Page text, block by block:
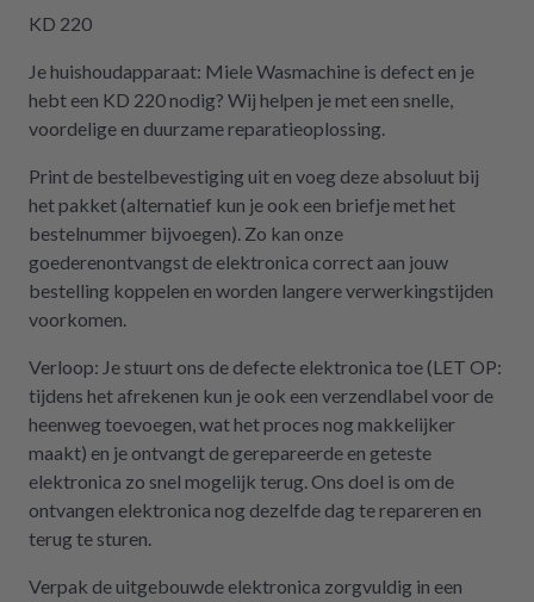
zurückgreifen müssen. Aber gut zu wissen,
dass es diese Möglichkeit gibt! Werden wir
definitiv weiter empfehlen.
KD 220
Je huishoudapparaat: Miele Wasmachine is defect en je
hebt een KD 220 nodig? Wij helpen je met een snelle,
voordelige en duurzame reparatieoplossing.
Print de bestelbevestiging uit en voeg deze absoluut bij
het pakket (alternatief kun je ook een briefje met het
bestelnummer bijvoegen). Zo kan onze
goederenontvangst de elektronica correct aan jouw
bestelling koppelen en worden langere verwerkingstijden
voorkomen.
Verloop: Je stuurt ons de defecte elektronica toe (LET OP:
tijdens het afrekenen kun je ook een verzendlabel voor de
heenweg toevoegen, wat het proces nog makkelijker
maakt) en je ontvangt de gerepareerde en geteste
elektronica zo snel mogelijk terug. Ons doel is om de
ontvangen elektronica nog dezelfde dag te repareren en
terug te sturen.
Verpak de uitgebouwde elektronica zorgvuldig in een